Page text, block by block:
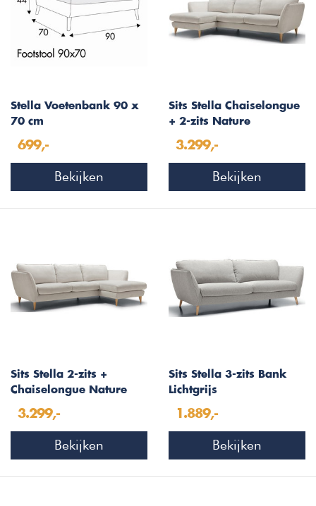
Stella Voetenbank 90 x
70 cm
699,-
Bekijken
Sits Stella Chaiselongue
+ 2-zits Nature
3.299,-
Bekijken
Sits Stella 2-zits +
Chaiselongue Nature
3.299,-
Bekijken
Sits Stella 3-zits Bank
Lichtgrijs
1.889,-
Bekijken